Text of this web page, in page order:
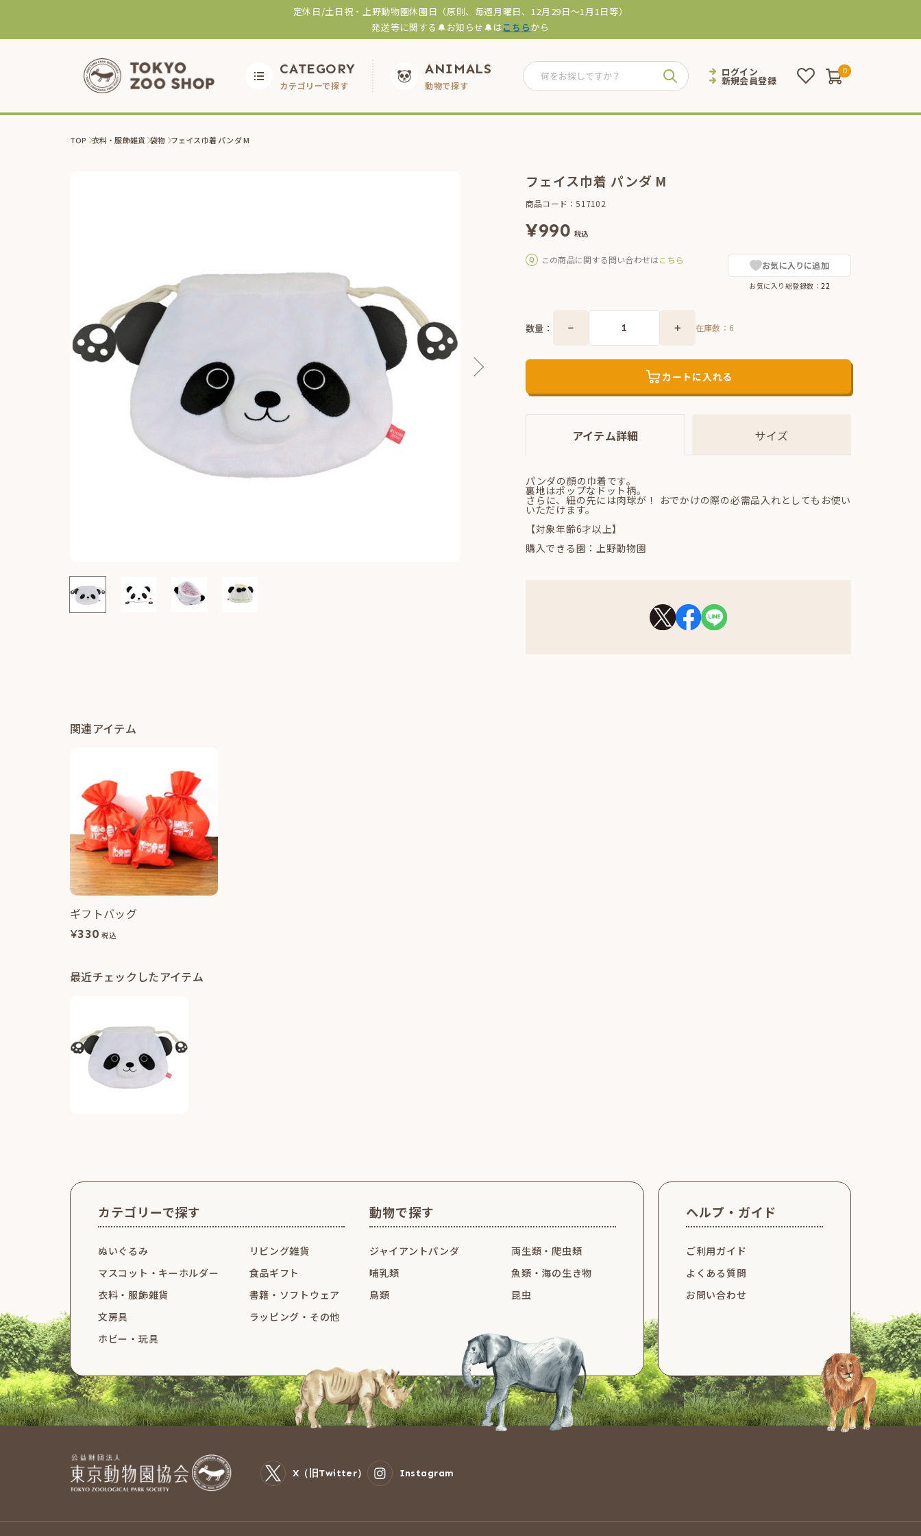
定休日/土日祝・上野動物園休園日（原則、毎週月曜日、12月29日～1月1日等）
発送等に関する🔔お知らせ🔔はこちらから
CATEGORY
カテゴリーで探す
ANIMALS
動物で探す
ログイン
新規会員登録
0
TOP 衣料・服飾雑貨 袋物 フェイス巾着 パンダ M
フェイス巾着 パンダ M
商品コード：517102
¥990 税込
この商品に関する問い合わせはこちら お気に入りに追加
お気に入り総登録数： 22
数量： 在庫数： 6
カートに入れる
アイテム詳細 サイズ
パンダの顔の巾着です。
裏地はポップなドット柄。
さらに、紐の先には肉球が！ おでかけの際の必需品入れとしてもお使い
いただけます。
【対象年齢6才以上】
購入できる園：上野動物園
関連アイテム
ギフトバッグ
¥330 税込
最近チェックしたアイテム
カテゴリーで探す
ぬいぐるみ
マスコット・ キーホルダー
衣料・服飾雑貨
文房具
ホビー・玩具
リビング雑貨
食品ギフト
書籍・ソフトウェア
ラッピング・その他
動物で探す
ジャイアントパンダ
哺乳類
鳥類
両生類・爬虫類
魚類・海の生き物
昆虫
ヘルプ・ガイド
ご利用ガイド
よくある質問
お問い合わせ
X（旧Twitter） Instagram